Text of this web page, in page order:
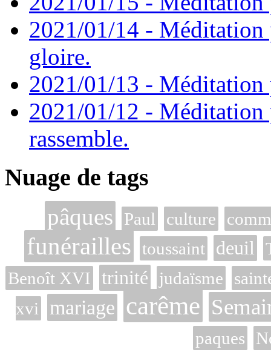
2021/01/14 - Méditation
gloire.
2021/01/13 - Méditation
2021/01/12 - Méditation
rassemble.
Nuage de tags
pâques Paul culture
funérailles toussaint deuil
Benoît XVI
trinité judaïsme
xvi
mariage carême
paques